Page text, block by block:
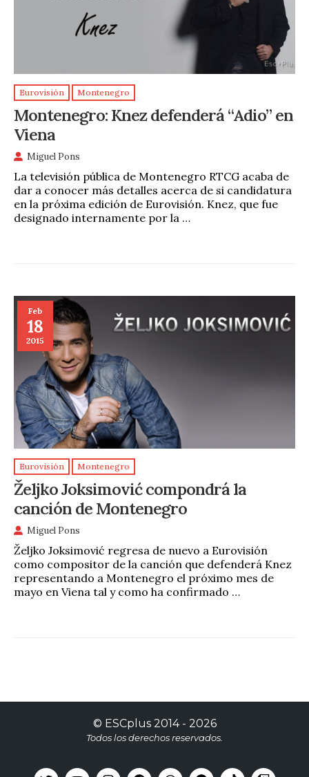
Eurovisión Montenegro
Montenegro: Knez defenderá “Adio” en
Viena
Miguel Pons
La televisión pública de Montenegro RTCG acaba de
dar a conocer más detalles acerca de si candidatura
en la próxima edición de Eurovisión. Knez, que fue
designado internamente por la …
Feb
18
2015
Eurovisión Montenegro
Željko Joksimović compondrá la
canción de Montenegro
Miguel Pons
Željko Joksimović regresa de nuevo a Eurovisión
como compositor de la canción que defenderá Knez
representando a Montenegro el próximo mes de
mayo en Viena tal y como ha confirmado …
© ESCplus2014 - 2026
Todos los derechos reservados.